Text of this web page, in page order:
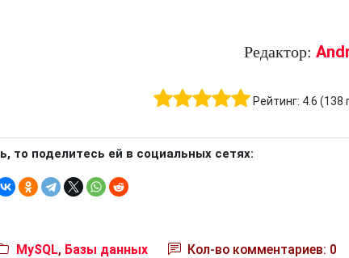
Редактор:
Рейтинг: 4.6 (138
то поделитесь ей в социальных сетях:
MySQL, Базы данных Кол-во комментариев: 0